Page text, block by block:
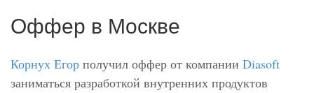
Оффер в Москве
Корнух Егор получил оффер от компании Diasoft
заниматься разработкой внутренних продуктов